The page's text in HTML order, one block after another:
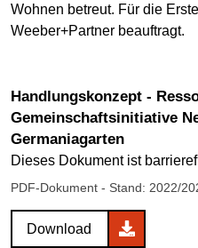
Wohnen betreut. Für die
Weeber+Partner beauftragt.
Handlungskonzept -
Gemeinschaftsinitiative
Germaniagarten
Dieses Dokument ist
PDF-Dokument - Stand: 2022/
Download